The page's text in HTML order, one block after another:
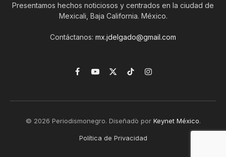
Presentamos hechos noticiosos y centrados en la ciudad de
Mexicali, Baja California. México.
Contáctanos: mx.jdelgado@gmail.com
Facebook
YouTube
X
TikTokInstagram
© 2026 Periodismonegro. Diseñado por Keynet México.
Política de Privacidad